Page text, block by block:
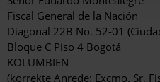
Fiscal General de la Nación
Diagonal 22B No. 52-01
Bloque C Piso 4 Bogotá
KOLUMBIEN
(korrekte Anrede: Excmo. Sr.